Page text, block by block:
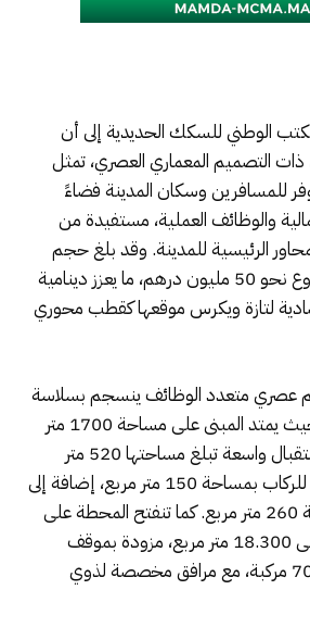
الوطني للسكك الحديدية إلى أن
ذات التصميم المعماري العصري، تمثل
للمسافرين وسكان المدينة فضاءً
والوظائف العملية، مستفيدة من
الرئيسية للمدينة. وقد بلغ حجم
الاستثمار في هذا المشروع نحو 50 مليون درهم، ما يعزز دينامية
لتازة ويكرس موقعها كقطب محوري
عصري متعدد الوظائف ينسجم بسلاسة
مع النسيج الحضري، حيث يمتد المبنى على مساحة 1700 متر
مربع، ويشمل قاعة استقبال واسعة تبلغ مساحتها 520 متر
مربع، وفضاءً مخصصًا للركاب بمساحة 150 متر مربع، إضافة إلى
محلات تجارية بمساحة 260 متر مربع. كما تنفتح المحطة على
ساحة شاسعة تمتد على 18.300 متر مربع، مزودة بموقف
سيارات يسع أكثر من 70 مركبة، مع مرافق مخصصة لذوي